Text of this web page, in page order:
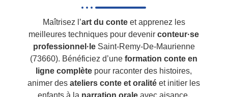
Maîtrisez l’art du conteet apprenez les
meilleures techniques pour devenirconteur·se
professionnel·leSaint-Remy-De-Maurienne
(73660). Bénéficiez d’uneformation conte en
ligne complète pour raconter des histoires,
animer desateliers conte et oralité et initier les